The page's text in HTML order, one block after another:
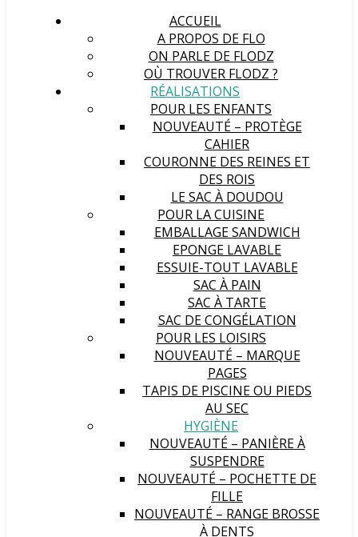
ACCUEIL
A PROPOS DE FLO
ON PARLE DE FLODZ
OÙ TROUVER FLODZ ?
RÉALISATIONS
POUR LES ENFANTS
NOUVEAUTÉ – PROTÈGE
CAHIER
COURONNE DES REINES ET
DES ROIS
LE SAC À DOUDOU
POUR LA CUISINE
EMBALLAGE SANDWICH
EPONGE LAVABLE
ESSUIE-TOUT LAVABLE
SAC À PAIN
SAC À TARTE
SAC DE CONGÉLATION
POUR LES LOISIRS
NOUVEAUTÉ – MARQUE
PAGES
TAPIS DE PISCINE OU PIEDS
AU SEC
HYGIÈNE
NOUVEAUTÉ – PANIÈRE À
SUSPENDRE
NOUVEAUTÉ – POCHETTE DE
FILLE
NOUVEAUTÉ – RANGE BROSSE
À DENTS